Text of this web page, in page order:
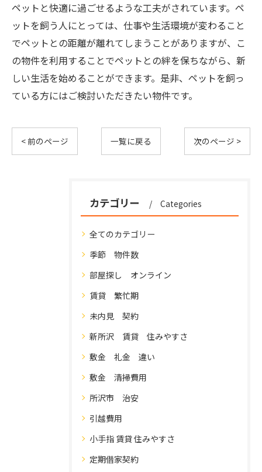
ペットと快適に過ごせるような工夫がされています。ペ
ットを飼う人にとっては、仕事や生活環境が変わること
でペットとの距離が離れてしまうことがありますが、こ
の物件を利用することでペットとの絆を保ちながら、新
しい生活を始めることができます。是非、ペットを飼っ
ている方にはご検討いただきたい物件です。
< 前のページ 一覧に戻る 次のページ >
カテゴリー Categories
全てのカテゴリー
季節 物件数
部屋探し オンライン
賃貸 繁忙期
未内見 契約
新所沢 賃貸 住みやすさ
敷金 礼金 違い
敷金 清掃費用
所沢市 治安
引越費用
小手指 賃貸 住みやすさ
定期借家契約